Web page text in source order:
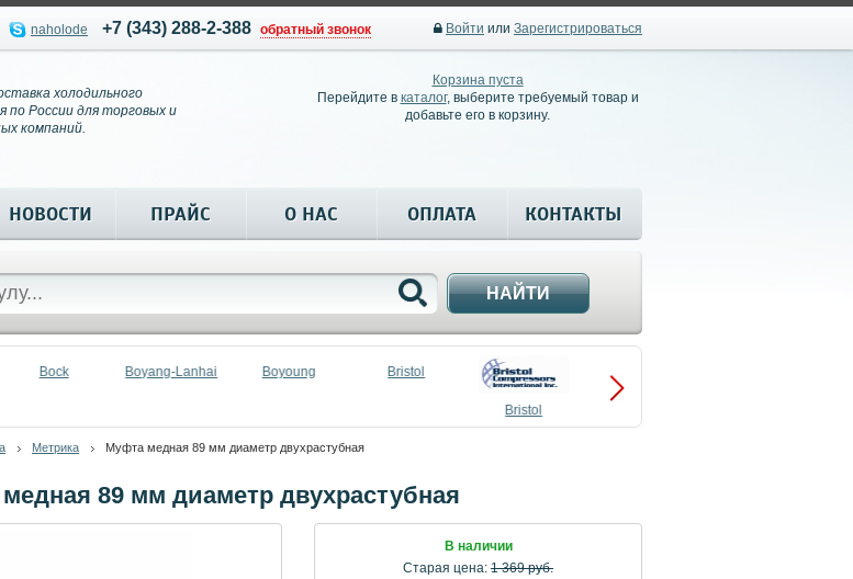
naholode +7 (343) 288-2-388 обратный звонок Войти или Зарегистрироваться
холодильного
по России для торговых и
компаний.
Корзина пуста
Перейдите в каталог, выберите требуемый товар и
добавьте его в корзину.
НОВОСТИ ПРАЙС О НАС ОПЛАТА КОНТАКТЫ
НАЙТИ
Bock Boyang-Lanhai Boyoung Bristol
Bristol
Compressors
Метрика Муфта медная 89 мм диаметр двухрастубная
89 мм диаметр двухрастубная
В наличии
Старая цена: 1 369 руб.